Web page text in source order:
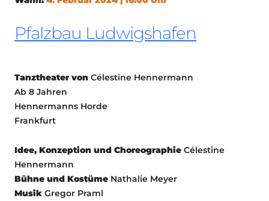
Pfalzbau Ludwigshafen
Tanztheater von Célestine Hennermann
Ab 8 Jahren
Hennermanns Horde
Frankfurt
Idee, Konzeption und Choreographie Célestine
Hennermann
Bühne und Kostüme Nathalie Meyer
Musik Gregor Praml